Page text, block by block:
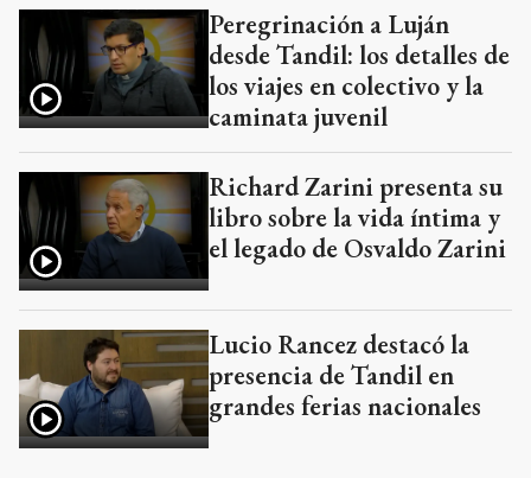
Peregrinación a Luján
desde Tandil: los detalles de
los viajes en colectivo y la
caminata juvenil
Richard Zarini presenta su
libro sobre la vida íntima y
el legado de Osvaldo Zarini
Lucio Rancez destacó la
presencia de Tandil en
grandes ferias nacionales